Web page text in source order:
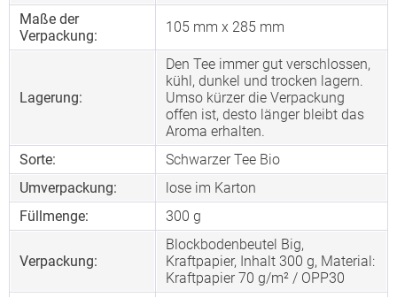
Maße der
Verpackung:
105 mm x 285 mm
Lagerung:
Den Tee immer gut verschlossen,
kühl, dunkel und trocken lagern.
Umso kürzer die Verpackung
offen ist, desto länger bleibt das
Aroma erhalten.
Sorte:
Schwarzer Tee Bio
Umverpackung:
lose im Karton
Füllmenge:
300 g
Verpackung:
Blockbodenbeutel Big,
Kraftpapier, Inhalt 300 g, Material:
Kraftpapier 70 g/m² / OPP30